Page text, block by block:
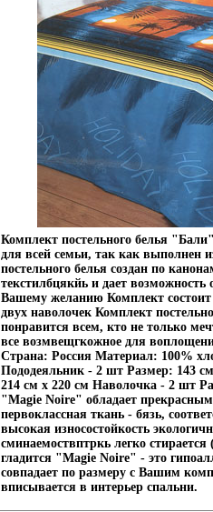
Комплект постельного белья
для всей семьи, так как выполнен
постельного белья создан по
текстилбцякйь и дает
Вашему желанию Комплект
двух наволочек Комплект
понравится всем, кто не только
все возмвещгкожное для
Страна: Россия Материал: 100%
Пододеяльник - 2 шт Размер: 143
214 см х 220 см Наволочка - 2 шт
"Magie Noire" обладает
первоклассная ткань - бязь,
высокая износостойкость
сминаемоствптркь легко
гладится "Magie Noire" - это
совпадает по размеру с Вашим
вписывается в интерьер спальни.